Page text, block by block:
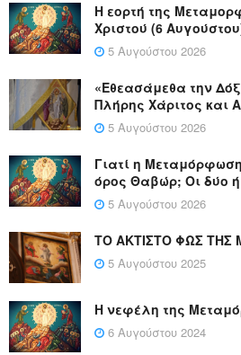
Η εορτή της
Χριστού (6
5 Αυγούστου 2026
«Εθεασάμεθα την
Πλήρης Χάριτος και
5 Αυγούστου 2026
Γιατί η
όρος Θαβώρ; Οι δύο
5 Αυγούστου 2026
ΤΟ ΑΚΤΙΣΤΟ ΦΩΣ
5 Αυγούστου 2025
Η νεφέλη της
6 Αυγούστου 2024